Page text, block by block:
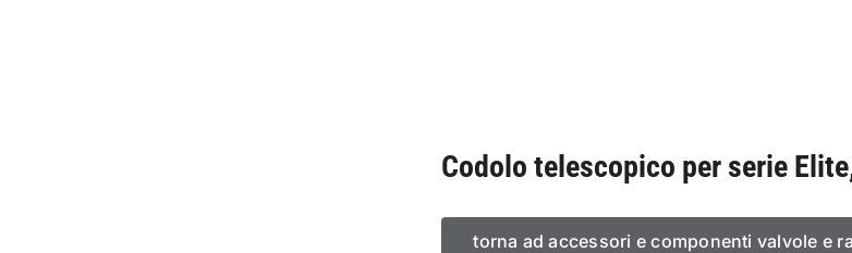
Codolo telescopico per serie
torna ad accessori e componenti valvole e